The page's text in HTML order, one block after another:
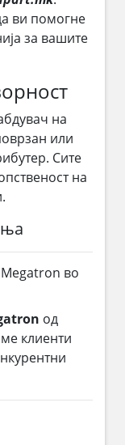
ви помогне
за вашите
на
или
Сите
на
во
од
клиенти